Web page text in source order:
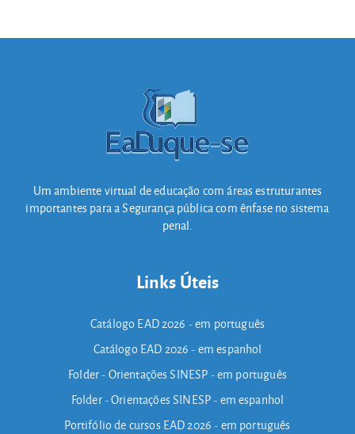
Um ambiente virtual de educação com áreas estruturantes
importantes para a Segurança pública com ênfase no sistema
penal.
Links Úteis
Catálogo EAD 2026 - em português
Catálogo EAD 2026 - em espanhol
Folder - Orientações SINESP - em português
Folder - Orientações SINESP - em espanhol
Portifólio de cursos EAD 2026 - em português